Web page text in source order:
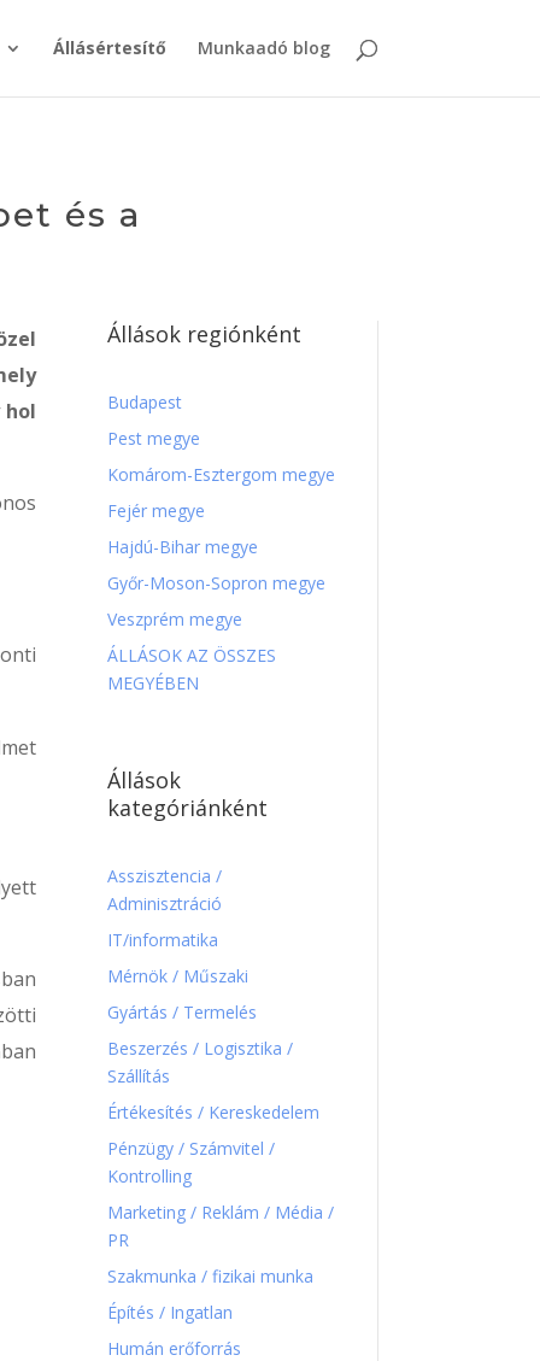
Állásértesítő Munkaadó blog
és a
Állások regiónként
Budapest
Pest megye
Komárom-Esztergom megye
Fejér megye
Hajdú-Bihar megye
Győr-Moson-Sopron megye
Veszprém megye
ÁLLÁSOK AZ ÖSSZES
MEGYÉBEN
Állások
kategóriánként
Asszisztencia /
Adminisztráció
IT/informatika
Mérnök / Műszaki
Gyártás / Termelés
Beszerzés / Logisztika /
Szállítás
Értékesítés / Kereskedelem
Pénzügy / Számvitel /
Kontrolling
Marketing / Reklám / Média /
PR
Szakmunka / fizikai munka
Építés / Ingatlan
Humán erőforrás